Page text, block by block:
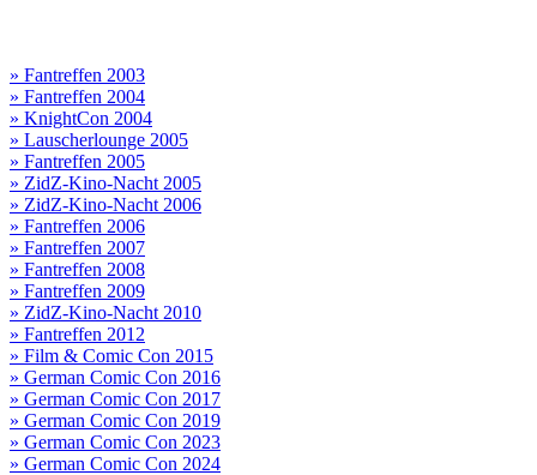
» Fantreffen 2003
» Fantreffen 2004
» KnightCon 2004
» Lauscherlounge 2005
» Fantreffen 2005
» ZidZ-Kino-Nacht 2005
» ZidZ-Kino-Nacht 2006
» Fantreffen 2006
» Fantreffen 2007
» Fantreffen 2008
» Fantreffen 2009
» ZidZ-Kino-Nacht 2010
» Fantreffen 2012
» Film & Comic Con 2015
» German Comic Con 2016
» German Comic Con 2017
» German Comic Con 2019
» German Comic Con 2023
» German Comic Con 2024